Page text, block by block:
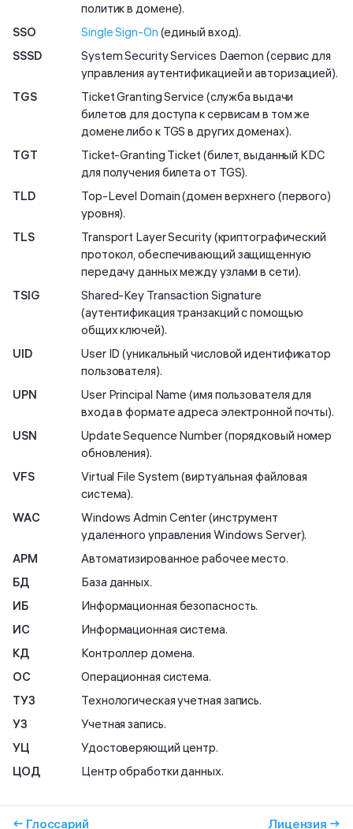
политик в домене).
SSO
Single Sign-On (единый вход).
SSSD
System Security Services Daemon (сервис для
управления аутентификацией и авторизацией).
TGS
Ticket Granting Service (служба выдачи
билетов для доступа к сервисам в том же
домене либо к TGS в других доменах).
TGT
Ticket-Granting Ticket (билет, выданный KDC
для получения билета от TGS).
TLD
Top-Level Domain (домен верхнего (первого)
уровня).
TLS
Transport Layer Security (криптографический
протокол, обеспечивающий защищенную
передачу данных между узлами в сети).
TSIG
Shared-Key Transaction Signature
(аутентификация транзакций с помощью
общих ключей).
UID
User ID (уникальный числовой идентификатор
пользователя).
UPN
User Principal Name (имя пользователя для
входа в формате адреса электронной почты).
USN
Update Sequence Number (порядковый номер
обновления).
VFS
Virtual File System (виртуальная файловая
система).
WAC
Windows Admin Center (инструмент
удаленного управления Windows Server).
АРМ
Автоматизированное рабочее место.
БД
База данных.
ИБ
Информационная безопасность.
ИС
Информационная система.
КД
Контроллер домена.
ОС
Операционная система.
ТУЗ
Технологическая учетная запись.
УЗ
Учетная запись.
УЦ
Удостоверяющий центр.
ЦОД
Центр обработки данных.
← Глоссарий Лицензия →